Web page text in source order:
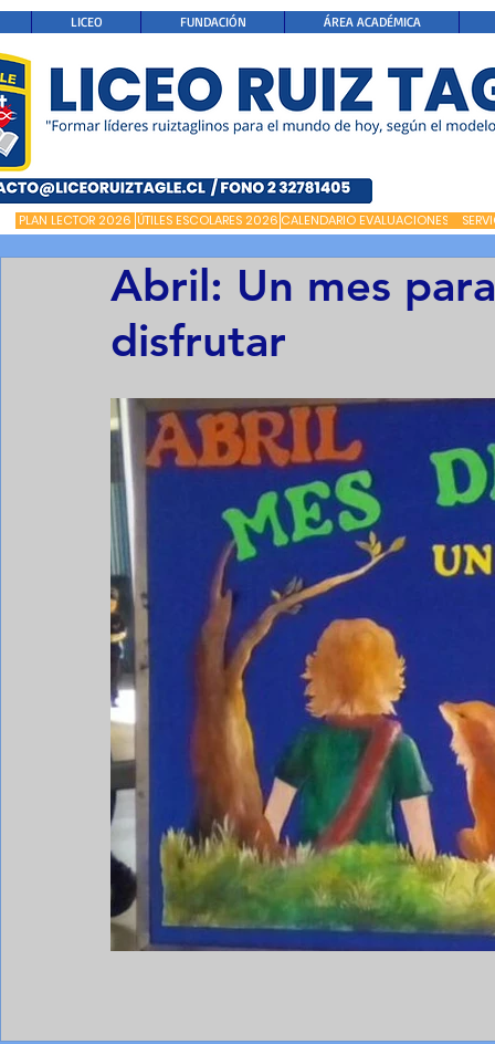
LICEO FUNDACIÓN ÁREA ACADÉMICA
PLAN LECTOR 2026 ÚTILES ESCOLARES 2026 CALENDARIO EVALUACIONES
Abril: Un mes
disfrutar